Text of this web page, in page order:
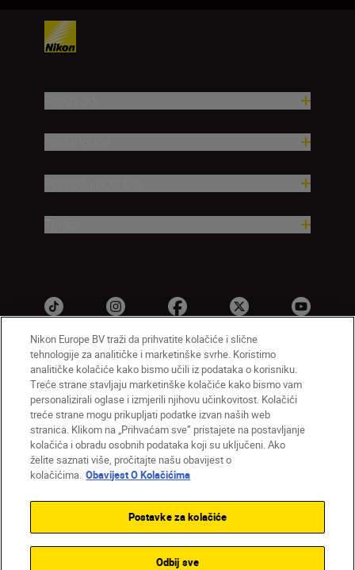
HR Nikon Sites
Obratite nam se
Obavijest o zaštiti privatnosti
Uvjeti upotrebe
Obavijest o kolačićima
Postavke kolačića
© 2026 Nikon
Back to top
Nikon Europe BV traži da prihvatite kolačiće i slične
tehnologije za analitičke i marketinške svrhe. Koristimo
analitičke kolačiće kako bismo učili iz podataka o korisniku.
Treće strane stavljaju marketinške kolačiće kako bismo vam
personalizirali oglase i izmjerili njihovu učinkovitost. Kolačići
treće strane mogu prikupljati podatke izvan naših web
stranica. Klikom na „Prihvaćam sve” pristajete na postavljanje
kolačića i obradu osobnih podataka koji su uključeni. Ako
želite saznati više, pročitajte našu obavijest o
kolačićima. Obavijest O Kolačićima
Postavke za kolačiće
Odbij sve